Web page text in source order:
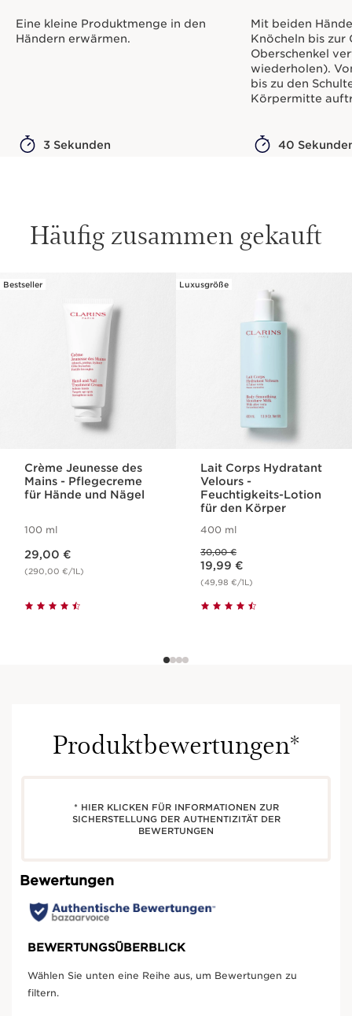
Eine kleine Produktmenge in den
Händern erwärmen.
3 Sekunden
Mit beiden
Knöcheln bis zur
Oberschenkel
wiederholen).
bis zu den
Körpermitte
40
Häufig zusammen gekauft
Bestseller
Crème Jeunesse des
Mains - Pflegecreme
für Hände und Nägel
100 ml
29,00 €
(290,00 €/1L)
Luxusgröße
Lait Corps Hydratant
Velours -
Feuchtigkeits-Lotion
für den Körper
400 ml
30,00 €
Aktueller Preis 19,99 €
19,99 €
(49,98 €/1L)
Produktbewertungen*
* HIER KLICKEN FÜR INFORMATIONEN ZUR
SICHERSTELLUNG DER AUTHENTIZITÄT DER
BEWERTUNGEN